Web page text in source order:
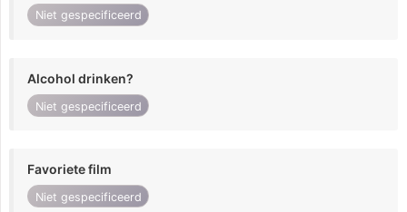
Niet gespecificeerd
Alcohol drinken?
Niet gespecificeerd
Favoriete film
Niet gespecificeerd